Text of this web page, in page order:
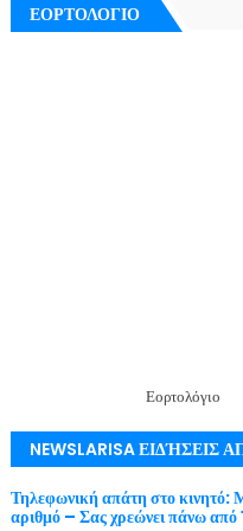
ΕΟΡΤΟΛΟΓΙΟ
Εορτολόγιο
NEWSLARISA
ΚΌΣΜΟ ΜΕ ΕΓΚΥΡΌΤΗΤΑ
Τηλεφωνική απάτη στο κινητό:
αριθμό – Σας χρεώνει πάνω